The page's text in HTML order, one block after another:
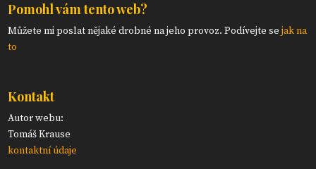
Pomohl vám tento web?
Můžete mi poslat nějaké drobné na jeho provoz. Podívejte sejak na
to
Kontakt
Autor webu:
Tomáš Krause
kontaktní údaje